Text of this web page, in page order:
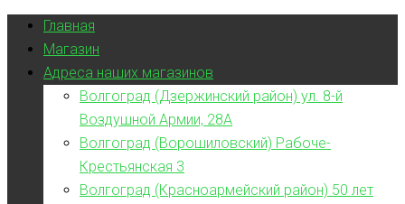
Главная
Магазин
Адреса наших магазинов
Волгоград (Дзержинский район) ул. 8-й
Воздушной Армии, 28А
Волгоград (Ворошиловский) Рабоче-
Крестьянская 3
Волгоград (Красноармейский район) 50 лет